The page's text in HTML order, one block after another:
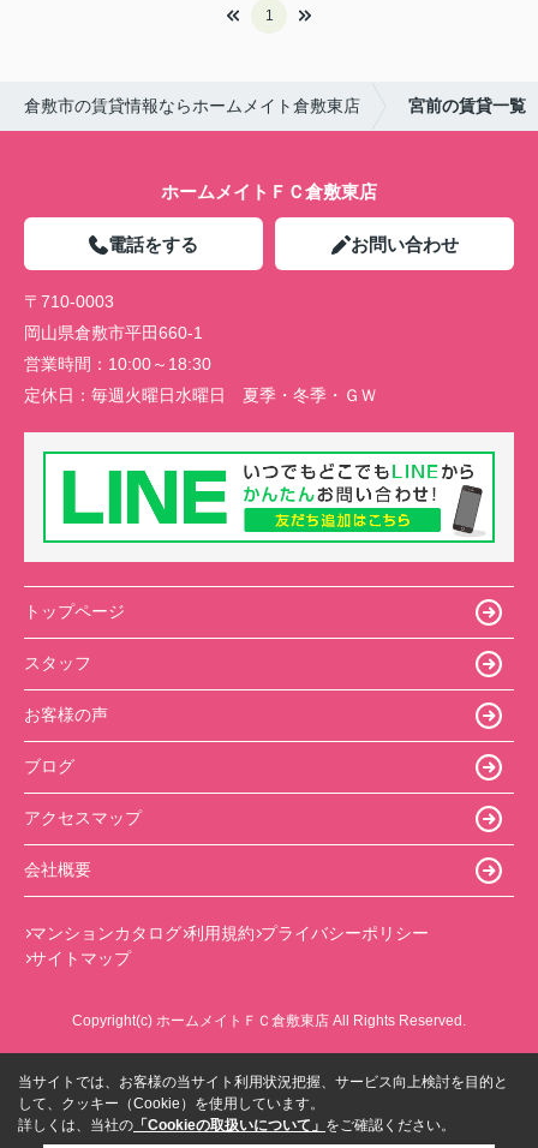
1
倉敷市の賃貸情報ならホームメイト倉敷東店 宮前の賃貸一覧
ホームメイトＦＣ倉敷東店
電話をする お問い合わせ
〒710-0003
岡山県倉敷市平田660-1
営業時間： 10:00～18:30
定休日： 毎週火曜日水曜日 夏季・冬季・ＧＷ
トップページ
スタッフ
お客様の声
ブログ
アクセスマップ
会社概要
マンションカタログ 利用規約 プライバシーポリシー
サイトマップ
Copyright(c) ホームメイトＦＣ倉敷東店 All Rights Reserved.
当サイトでは、お客様の当サイト利用状況把握、サービス向上検討を目的と
して、クッキー（Cookie）を使用しています。
詳しくは、当社の 「Cookieの取扱いについて」 をご確認ください。